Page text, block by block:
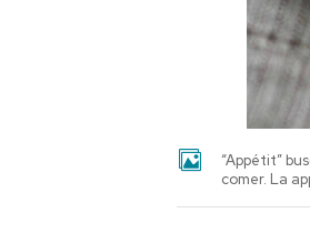
“Appétit”
comer. La